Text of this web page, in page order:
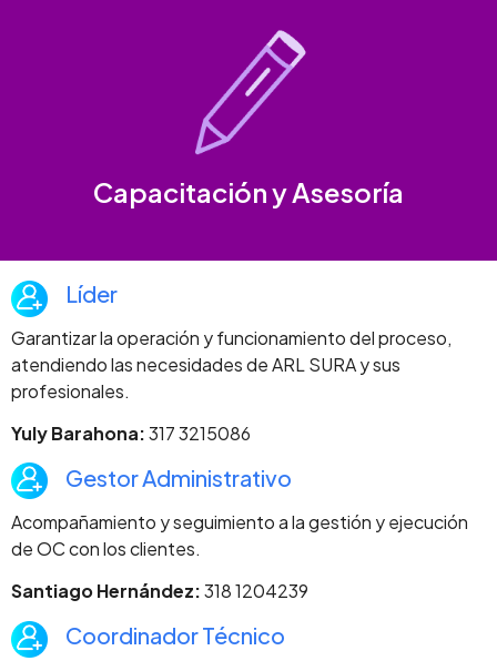
Capacitación y Asesoría
Líder
Garantizar la operación y funcionamiento del proceso,
atendiendo las necesidades de ARL SURA y sus
profesionales.
Yuly Barahona:317 3215086
Gestor Administrativo
Acompañamiento y seguimiento a la gestión y ejecución
de OC con los clientes.
Santiago Hernández:318 1204239
Coordinador Técnico